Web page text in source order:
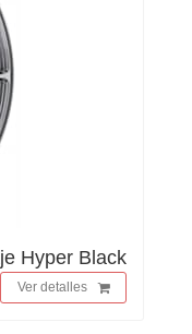
Hyper Black
Ver detalles